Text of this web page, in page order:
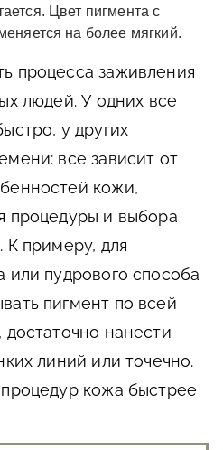
Цвет пигмента с
на более мягкий.
процесса заживления
людей. У одних все
у других
все зависит от
кожи,
процедуры и выбора
К примеру, для
или пудрового способа
пигмент по всей
нанести
линий или точечно.
кожа быстрее